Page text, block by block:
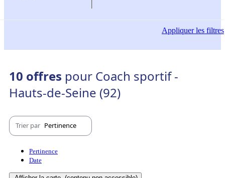
Appliquerles filtres
10 offres pour Coach sportif -
Hauts-de-Seine (92)
Trier par Pertinence
Pertinence
Date